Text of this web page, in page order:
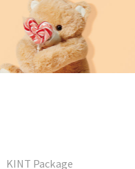
KINT Package